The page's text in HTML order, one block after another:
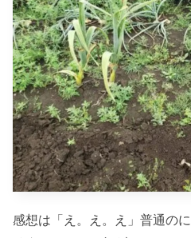
感想は「え。え。え」普通の